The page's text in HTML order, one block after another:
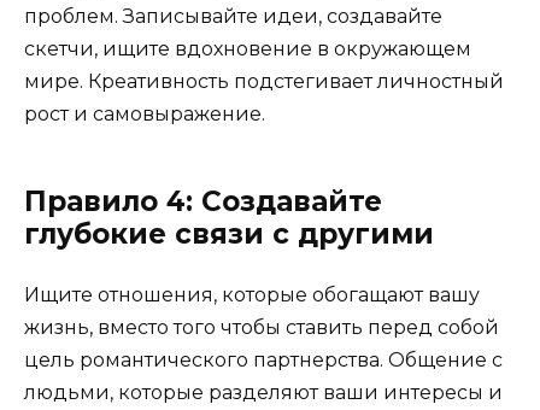
проблем. Записывайте идеи, создавайте
скетчи, ищите вдохновение в окружающем
мире. Креативность подстегивает личностный
рост и самовыражение.
Правило 4: Создавайте
глубокие связи с другими
Ищите отношения, которые обогащают вашу
жизнь, вместо того чтобы ставить перед собой
цель романтического партнерства. Общение с
людьми, которые разделяют ваши интересы и